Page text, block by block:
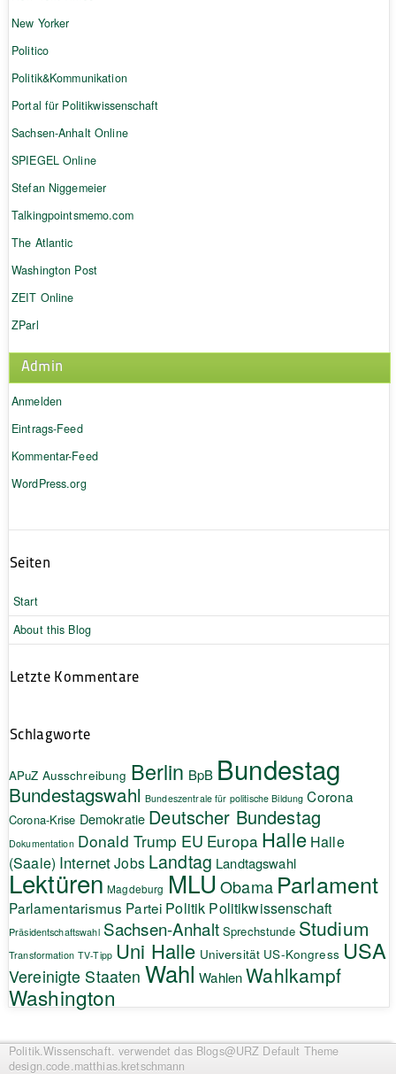
New Yorker
Politico
Politik&Kommunikation
Portal für Politikwissenschaft
Sachsen-Anhalt Online
SPIEGEL Online
Stefan Niggemeier
Talkingpointsmemo.com
The Atlantic
Washington Post
ZEIT Online
ZParl
Admin
Anmelden
Eintrags-Feed
Kommentar-Feed
WordPress.org
Seiten
Start
About this Blog
Letzte Kommentare
Schlagworte
APuZ Ausschreibung Berlin BpB Bundestag
Bundestagswahl Bundeszentrale für politische Bildung Corona
Corona-Krise Demokratie Deutscher Bundestag
Dokumentation Donald Trump EU Europa Halle Halle
(Saale) InternetJobs Landtag Landtagswahl
Lektüren Magdeburg MLU Obama Parlament
Parlamentarismus Partei Politik Politikwissenschaft
Präsidentschaftswahl Sachsen-Anhalt Sprechstunde Studium
Transformation TV-Tipp Uni Halle Universität US-Kongress USA
Vereinigte Staaten Wahl Wahlen Wahlkampf
Washington
Politik.Wissenschaft. verwendet das Blogs@URZ Default Theme
design.code.matthias.kretschmann